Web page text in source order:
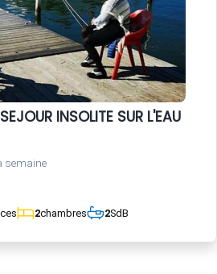
INSOLITE SUR L'EAU
semaine
2chambres 2SdB